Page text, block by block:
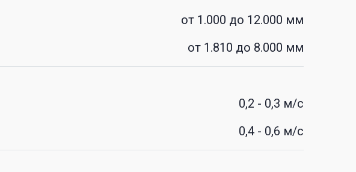
от 1.000 до 12.000 мм
от 1.810 до 8.000 мм
0,2 - 0,3 м/с
0,4 - 0,6 м/с